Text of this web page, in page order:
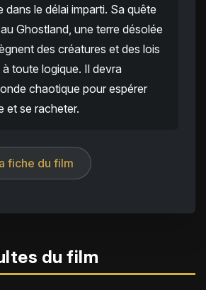
dans le délai imparti. Sa quête
Ghostland, une terre désolée
des créatures et des lois
toute logique. Il devra
chaotique pour espérer
et se racheter.
fiche du film
du film